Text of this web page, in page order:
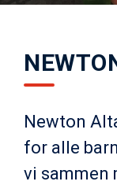
Newton
for alle
vi sammen